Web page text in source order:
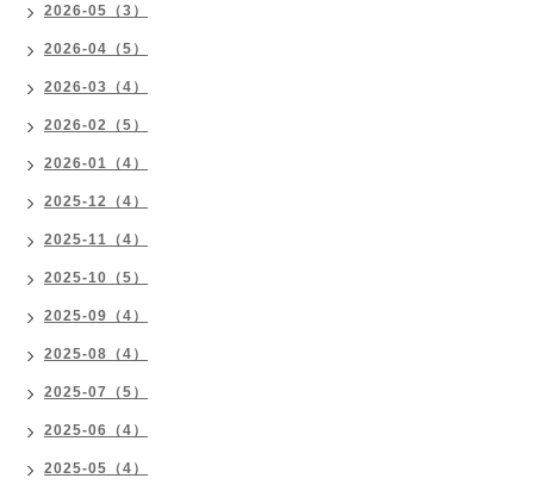
2026-05（3）
2026-04（5）
2026-03（4）
2026-02（5）
2026-01（4）
2025-12（4）
2025-11（4）
2025-10（5）
2025-09（4）
2025-08（4）
2025-07（5）
2025-06（4）
2025-05（4）